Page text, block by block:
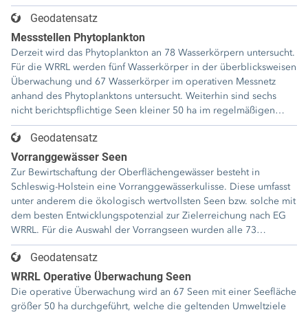
flussgebietsspezifischen Schadstoffe und die
ACP werden zur unterstützenden Bewertung
des ökologischen Zustandes der Seen
herangezogen. Im Rahmen des chemischen
Monitorings für die WRRL wird je See eine
repräsentative Messstelle, welche zumeist an
der tiefsten Stelle liegt, beprobt. Die ACP
Gesamtphosphorkonzentration und
sogenannten Orientierungswerten beurteilt.
der Bewertung anhand der biologischen
Qualitätskomponenten. Die
flussgebietsspezifischen Schadstoffe
beziehen sich sowohl auf die Wasserphase
als auch auf das Sediment. Sie gehen nach
dem one out all out Prinzip in die Bewertung
des ökologischen Zustandes ein. Ist eine
demnach der ökologische Zustand
höchstens mäßig sein.
Geodatensatz
Messstellen Phytoplankton
Derzeit wird das Phytoplankton an 78 Wasserkörpern untersucht.
Für die WRRL werden fünf Wasserkörper in der überblicksweisen
Überwachung und 67 Wasserkörper im operativen Messnetz
anhand des Phytoplanktons untersucht. Weiterhin sind sechs
nicht berichtspflichtige Seen kleiner 50 ha im regelmäßigen
Monitoring, darunter in SH besonders seltene und
schützenswerte Seetypen, wie die karbonatarmen
Weichwasserseen sowie Seen, die ökologisch noch weitgehend
intakt sind.
Geodatensatz
Vorranggewässer Seen
Zur Bewirtschaftung der Oberflächengewässer besteht in
Schleswig-Holstein eine Vorranggewässerkulisse. Diese umfasst
unter anderem die ökologisch wertvollsten Seen bzw. solche mit
dem besten Entwicklungspotenzial zur Zielerreichung nach EG
WRRL. Für die Auswahl der Vorrangseen wurden alle 73
berichtspflichtigen Seen Schleswig-Holsteins größer 50 ha sowie
einige Seen kleiner 50 ha, die als FFH-Lebensraumtyp gemeldet
wurden berücksichtigt. Unter den 73 berichtspflichtigen Seen
wurden 23 als Vorranggewässer ausgewählt, an denen
notwendige Maßnahmen geplant und umgesetzt werden sollen.
Geodatensatz
WRRL Operative Überwachung Seen
Die operative Überwachung wird an 67 Seen mit einer Seefläche
größer 50 ha durchgeführt, welche die geltenden Umweltziele